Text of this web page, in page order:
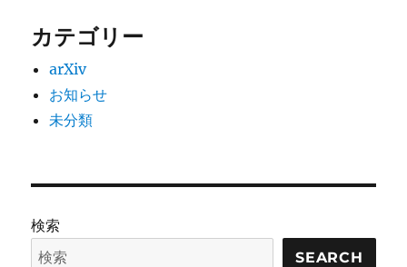
カテゴリー
arXiv
お知らせ
未分類
検索
SEARCH